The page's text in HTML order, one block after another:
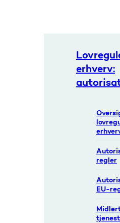
erhverv:
regler
EU-